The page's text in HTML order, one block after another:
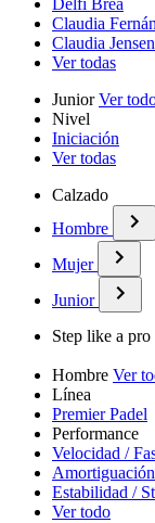
Delfi Brea
Claudia
Claudia Jensen
Ver todas
JuniorVer
Nivel
Iniciación
Ver todas
Calzado
Hombre
Mujer
Junior
Step like a pro
Hombre Ver
Línea
Premier Padel
Performance
Velocidad /
Estabilidad /
Ver todo